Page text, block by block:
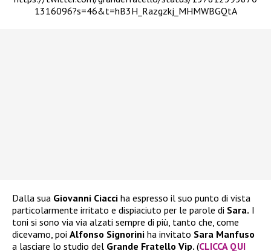
1316096?s=46&t=hB3H_Razgzkj_MHMWBGQtA
Dalla sua Giovanni Ciacci ha espresso il suo punto di vista
particolarmente irritato e dispiaciuto per le parole di Sara. I
toni si sono via via alzati sempre di più, tanto che, come
dicevamo, poi Alfonso Signorini ha invitato Sara Manfuso
a lasciare lo studio del Grande Fratello Vip. (CLICCA QUI